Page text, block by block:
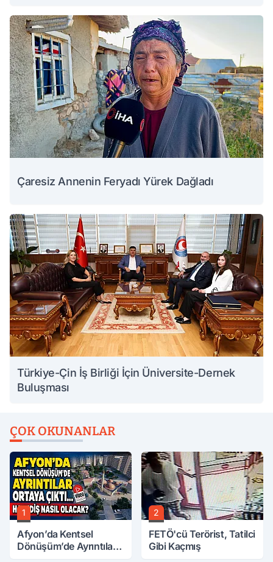
Çaresiz Annenin Feryadı Yürek Dağladı
Türkiye-Çin İş Birliği İçin Üniversite-Dernek
Buluşması
ÇOK OKUNANLAR
1
Afyon’da Kentsel
Dönüşüm’de Ayrıntılar
2
FETÖ'cü Terörist, Tatilci
Gibi Kaçmış